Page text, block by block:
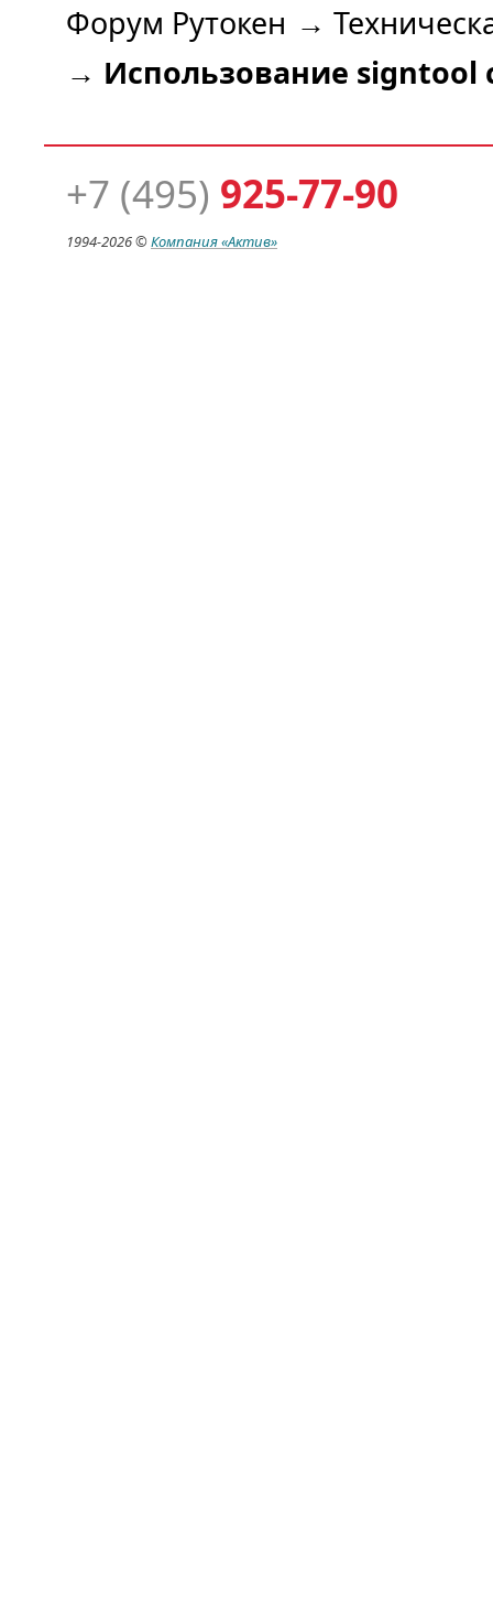
Форум Рутокен →
→ Использование signtool
+7 (495) 925-77-90
1994-2026 ©Компания«Актив»